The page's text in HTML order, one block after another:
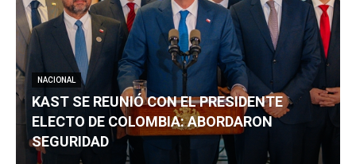
NACIONAL
KAST SE REUNIÓ CON EL PRESIDENTE
ELECTO DE COLOMBIA: ABORDARON
SEGURIDAD